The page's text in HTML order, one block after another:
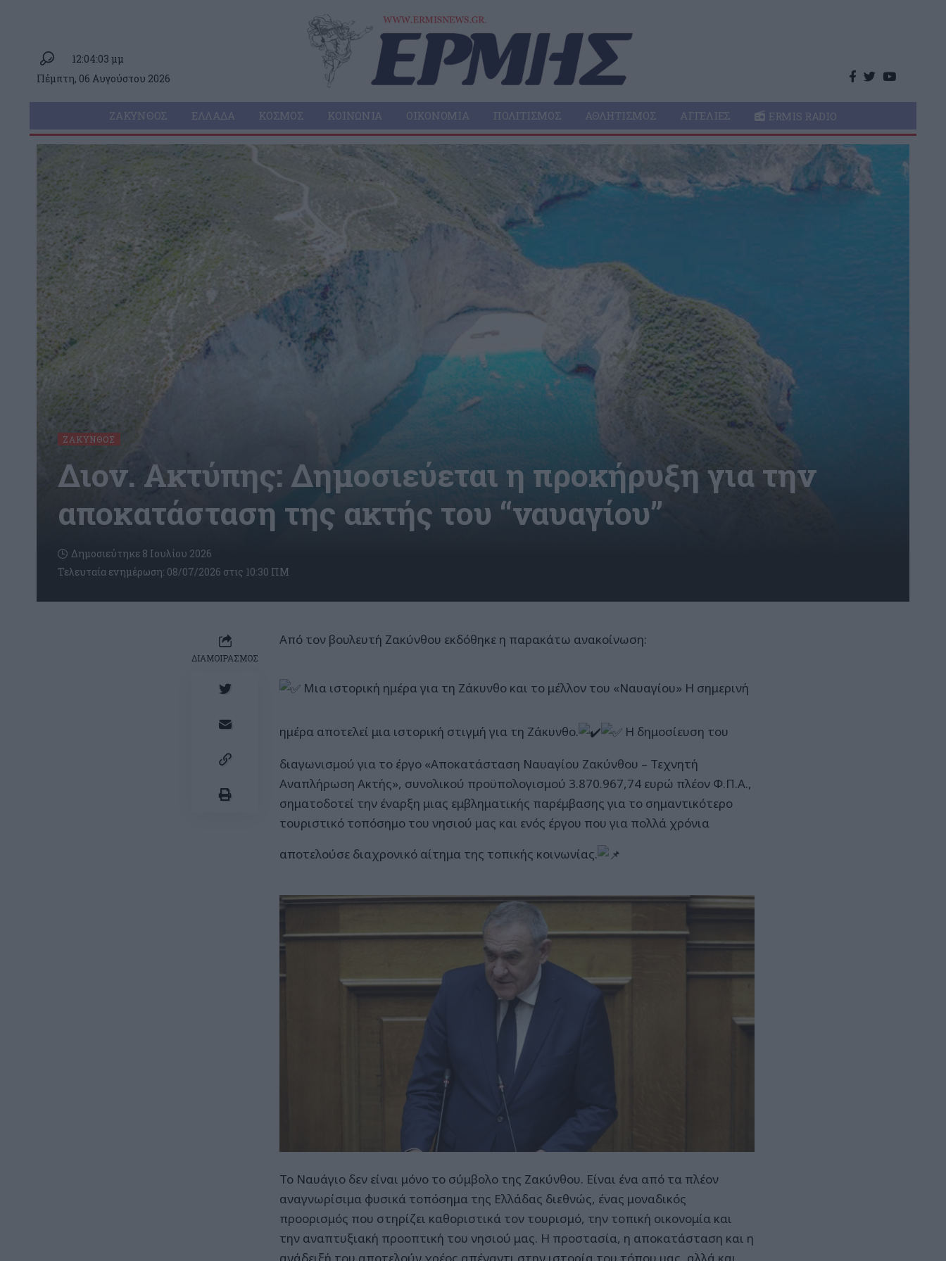
12:04:03 μμ
Πέμπτη, 06 Αυγούστου 2026
ΖΆΚΥΝΘΟΣ ΕΛΛΆΔΑ ΚΌΣΜΟΣ ΚΟΙΝΩΝΊΑ ΟΙΚΟΝΟΜΊΑ ΠΟΛΙΤΙΣΜΌΣ ΑΘΛΗΤΙΣΜΌΣ ΑΓΓΕΛΊΕΣ ERMIS RADIO
ΖΆΚΥΝΘΟΣ
Διον. Ακτύπης: Δημοσιεύεται η προκήρυξη για την
αποκατάσταση της ακτής του “ναυαγίου”
Τελευταία ενημέρωση: 08/07/2026 στις 10:30 ΠΜ
Δημοσιεύτηκε 8 Ιουλίου 2026
ΔΙΑΜΟΙΡΑΣΜΟΣ
Από τον βουλευτή Ζακύνθου εκδόθηκε η παρακάτω ανακοίνωση:
Μια ιστορική ημέρα για τη Ζάκυνθο και το μέλλον του «Ναυαγίου» Η σημερινή
ημέρα αποτελεί μια ιστορική στιγμή για τη Ζάκυνθο. Η δημοσίευση του
διαγωνισμού για το έργο «Αποκατάσταση Ναυαγίου Ζακύνθου – Τεχνητή
Αναπλήρωση Ακτής», συνολικού προϋπολογισμού 3.870.967,74 ευρώ πλέον Φ.Π.Α.,
σηματοδοτεί την έναρξη μιας εμβληματικής παρέμβασης για το σημαντικότερο
τουριστικό τοπόσημο του νησιού μας και ενός έργου που για πολλά χρόνια
αποτελούσε διαχρονικό αίτημα της τοπικής κοινωνίας.
Το Ναυάγιο δεν είναι μόνο το σύμβολο της Ζακύνθου. Είναι ένα από τα πλέον
αναγνωρίσιμα φυσικά τοπόσημα της Ελλάδας διεθνώς, ένας μοναδικός
προορισμός που στηρίζει καθοριστικά τον τουρισμό, την τοπική οικονομία και
την αναπτυξιακή προοπτική του νησιού μας. Η προστασία, η αποκατάσταση και η